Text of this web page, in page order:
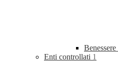
Enti controllati 1